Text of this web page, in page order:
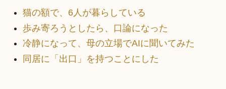
猫の額で、6人が暮らしている
歩み寄ろうとしたら、口論になった
冷静になって、母の立場でAIに聞いてみた
同居に「出口」を持つことにした